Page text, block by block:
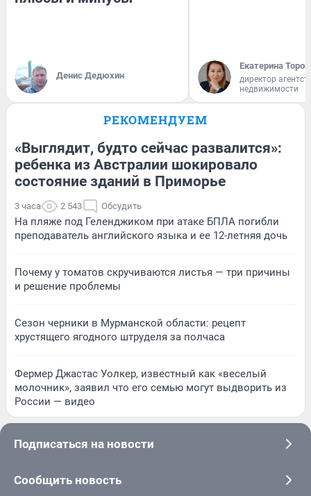
Денис Дедюхин
Екатерина
директор
недвижимости
РЕКОМЕНДУЕМ
«Выглядит, будто сейчас развалится»:
ребенка из Австралии шокировало
состояние зданий в Приморье
3 часа 2 543 Обсудить
На пляже под Геленджиком при атаке БПЛА погибли
преподаватель английского языка и ее 12-летняя дочь
Почему у томатов скручиваются листья — три причины
и решение проблемы
Сезон черники в Мурманской области: рецепт
хрустящего ягодного штруделя за полчаса
Фермер Джастас Уолкер, известный как «веселый
молочник», заявил что его семью могут выдворить из
России — видео
Подписаться на новости
Сообщить новость